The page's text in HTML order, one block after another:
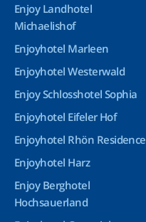
Enjoy Landhotel
Michaelishof
Enjoyhotel Marleen
Enjoyhotel Westerwald
Enjoy Schlosshotel Sophia
Enjoyhotel Eifeler Hof
Enjoyhotel Rhön Residence
Enjoyhotel Harz
Enjoy Berghotel
Hochsauerland